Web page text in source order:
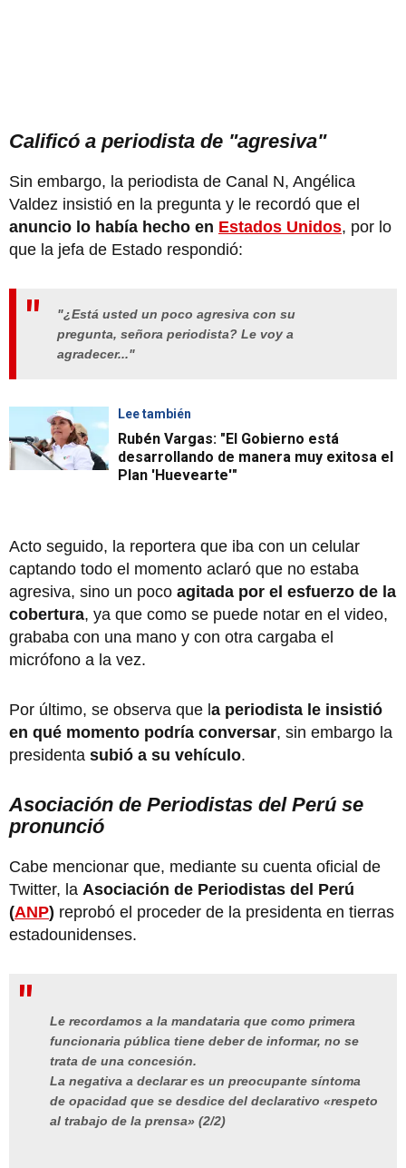
Calificó a periodista de "agresiva"
Sin embargo, la periodista de Canal N, Angélica
Valdez insistió en la pregunta y le recordó que el
anuncio lo había hecho en Estados Unidos, por lo
que la jefa de Estado respondió:
"¿Está usted un poco agresiva con su
pregunta, señora periodista? Le voy a
agradecer..."
Lee también
Rubén Vargas: "El Gobierno está
desarrollando de manera muy exitosa el
Plan 'Huevearte'"
Acto seguido, la reportera que iba con un celular
captando todo el momento aclaró que no estaba
agresiva, sino un poco agitada por el esfuerzo de la
cobertura, ya que como se puede notar en el video,
grababa con una mano y con otra cargaba el
micrófono a la vez.
Por último, se observa que la periodista le insistió
en qué momento podría conversar, sin embargo la
presidenta subió a su vehículo.
Asociación de Periodistas del Perú se
pronunció
Cabe mencionar que, mediante su cuenta oficial de
Twitter, la Asociación de Periodistas del Perú
(ANP) reprobó el proceder de la presidenta en tierras
estadounidenses.
Le recordamos a la mandataria que como primera
funcionaria pública tiene deber de informar, no se
trata de una concesión.
La negativa a declarar es un preocupante síntoma
de opacidad que se desdice del declarativo «respeto
al trabajo de la prensa» (2/2)